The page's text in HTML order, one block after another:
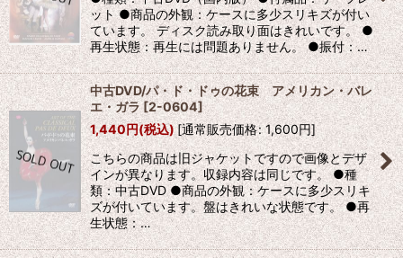
ット ●商品の外観：ケースに多少スリキズが付い
ています。 ディスク読み取り面はきれいです。 ●
再生状態：再生には問題ありません。 ●振付：…
中古DVD/パ・ド・ドゥの花束 アメリカン・バレ
エ・ガラ [2-0604]
1,440円(税込)[通常販売価格: 1,600円]
こちらの商品は旧ジャケットですので画像とデザ
インが異なります。収録内容は同じです。 ●種
類：中古DVD ●商品の外観：ケースに多少スリキ
ズが付いています。盤はきれいな状態です。 ●再
生状態：…